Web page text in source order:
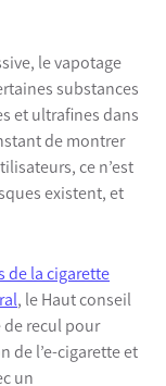
le vapotage
substances
et ultrafines dans
de montrer
ce n’est
existent, et
de la cigarette
, le Haut conseil
recul pour
de l’e-cigarette et
un